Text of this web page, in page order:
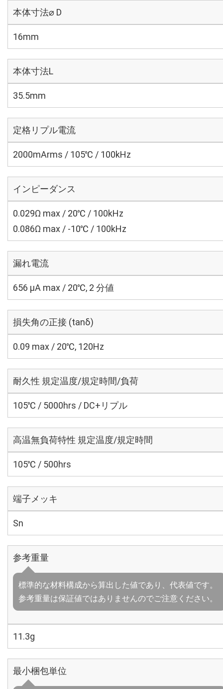
本体寸法⌀ D
16mm
本体寸法L
35.5mm
定格リプル電流
2000mArms / 105℃ / 100kHz
インピーダンス
0.029Ω max / 20℃ / 100kHz
0.086Ω max / -10℃ / 100kHz
漏れ電流
656 μA max / 20℃, 2 分値
損失角の正接 (tanδ)
0.09 max / 20℃, 120Hz
耐久性 規定温度/規定時間/負荷
105℃ / 5000hrs / DC+リプル
高温無負荷特性 規定温度/規定時間
105℃ / 500hrs
端子メッキ
Sn
参考重量
標準的な材料構成から算出した値であり、代表値です。
参考重量は保証値ではありませんのでご注意ください。
11.3g
最小梱包単位